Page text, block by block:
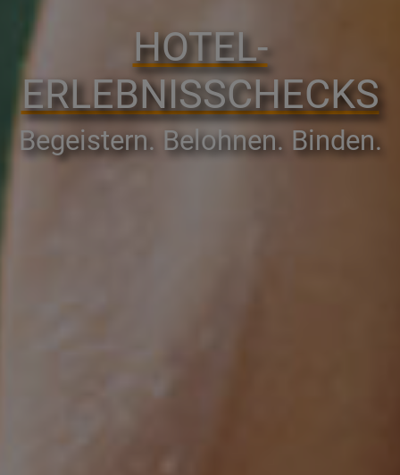
HOTEL-
ERLEBNISSCHECKS
Begeistern. Belohnen. Binden.